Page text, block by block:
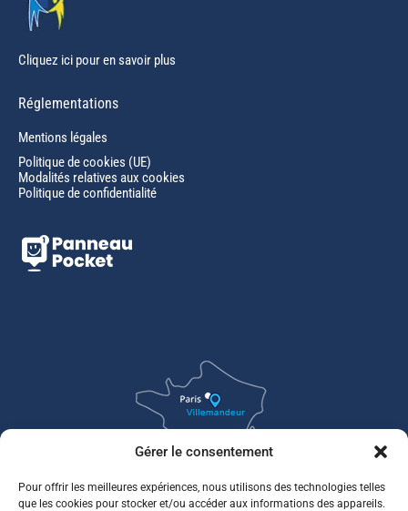
Gérer le consentement
Pour offrir les meilleures expériences, nous utilisons des technologies telles
que les cookies pour stocker et/ou accéder aux informations des appareils.
Cliquez ici pour en savoir plus
Réglementations
Mentions légales
Politique de cookies (UE)
Modalités relatives aux cookies
Politique de confidentialité